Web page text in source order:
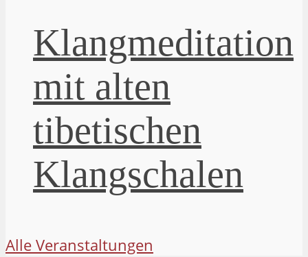
Klangmeditation
mit alten
tibetischen
Klangschalen
Alle Veranstaltungen